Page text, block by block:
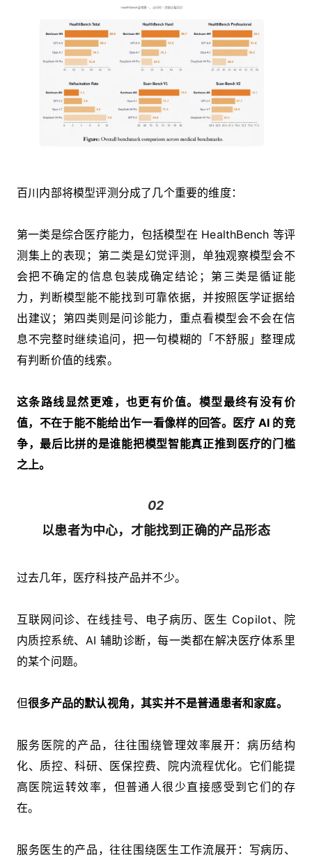
百川内部将模型评测分成了几个重要的维度：
第一类是综合医疗能力，包括模型在 HealthBench 等评
测集上的表现；第二类是幻觉评测，单独观察模型会不
会把不确定的信息包装成确定结论；第三类是循证能
力，判断模型能不能找到可靠依据，并按照医学证据给
出建议；第四类则是问诊能力，重点看模型会不会在信
息不完整时继续追问，把一句模糊的「不舒服」整理成
有判断价值的线索。
这条路线显然更难，也更有价值。模型最终有没有价
值，不在于能不能给出乍一看像样的回答。医疗 AI 的竞
争，最后比拼的是谁能把模型智能真正推到医疗的门槛
之上。
02
以患者为中心，才能找到正确的产品形态
过去几年，医疗科技产品并不少。
互联网问诊、在线挂号、电子病历、医生 Copilot、院
内质控系统、AI 辅助诊断，每一类都在解决医疗体系里
的某个问题。
但很多产品的默认视角，其实并不是普通患者和家庭。
服务医院的产品，往往围绕管理效率展开：病历结构
化、质控、科研、医保控费、院内流程优化。它们能提
高医院运转效率，但普通人很少直接感受到它们的存
在。
服务医生的产品，往往围绕医生工作流展开：写病历、